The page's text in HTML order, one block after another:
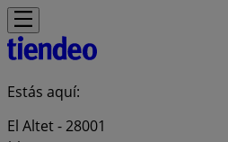
Estás aquí:
El Altet - 28001